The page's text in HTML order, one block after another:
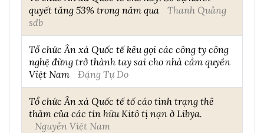
quyết tăng 53% trong năm qua
Thanh Quảng
sdb
Tổ chức Ân xá Quốc tế kêu gọi các công ty công
nghệ đừng trở thành tay sai cho nhà cầm quyền
Việt Nam
Đặng Tự Do
Tổ chức Ân xá Quốc tế tố cáo tình trạng thê
thảm của các tín hữu Kitô tị nạn ở Libya.
Nguyễn Việt Nam